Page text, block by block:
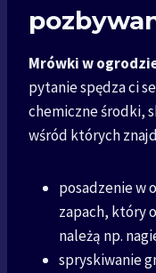
Mrówki w
pytanie spędza ci
chemiczne środki,
wśród których
posadzenie w
zapach, który
należą np.
spryskiwanie